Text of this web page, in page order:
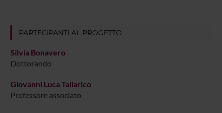
PARTECIPANTI AL PROGETTO
Silvia Bonavero
Dottorando
Giovanni Luca Tallarico
Professore associato